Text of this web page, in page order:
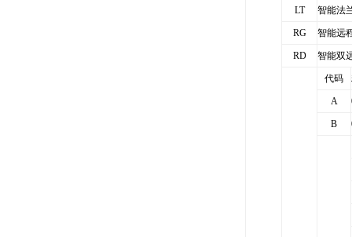
LT 智能
RG 智能远
RD 智能双
代码
A
B